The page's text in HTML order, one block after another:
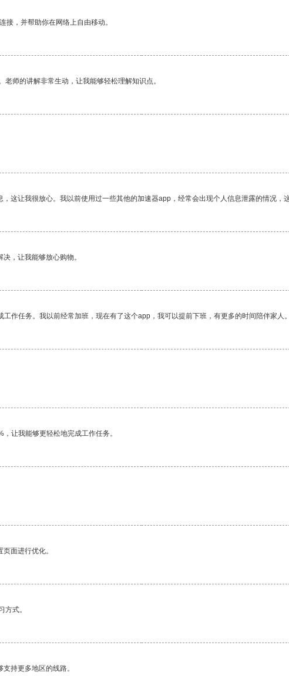
接，并帮助你在网络上自由移动。
师的讲解非常生动，让我能够轻松理解知识点。
这让我很放心。我以前使用过一些其他的加速器app，经常会出现个人信息泄露的情况，
，让我能够放心购物。
作任务。我以前经常加班，现在有了这个app，我可以提前下班，有更多的时间陪伴家人。
让我能够更轻松地完成工作任务。
面进行优化。
方式。
持更多地区的线路。